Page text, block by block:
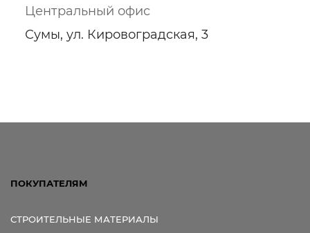
Центральный офис
Сумы, ул. Кировоградская, 3
ПОКУПАТЕЛЯМ
СТРОИТЕЛЬНЫЕ МАТЕРИАЛЫ